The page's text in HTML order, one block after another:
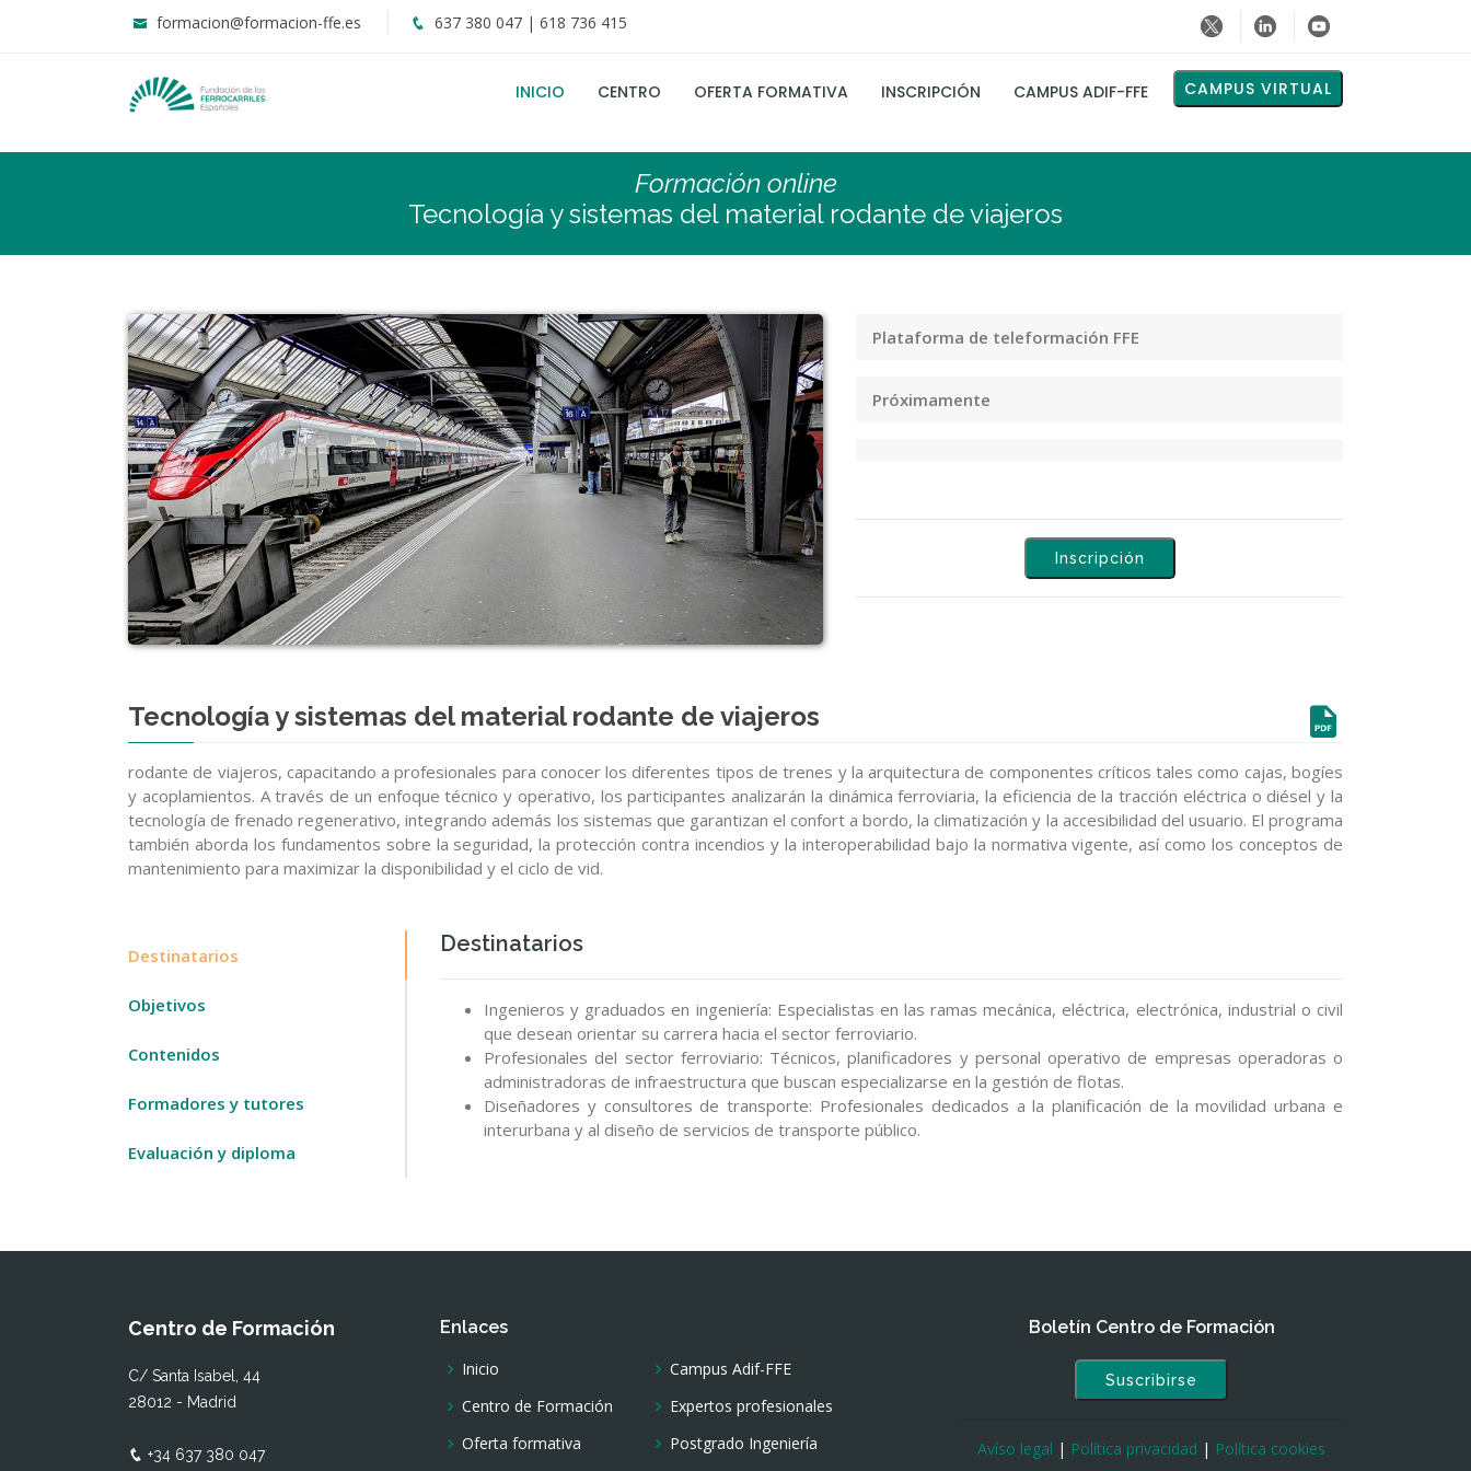
formacion@formacion-ffe.es 637 380 047 | 618 736 415
INICIO CENTRO OFERTA FORMATIVA INSCRIPCIÓN CAMPUS ADIF-FFE CAMPUS VIRTUAL
Formación online
Tecnología y sistemas del material rodante de viajeros
Plataforma de teleformación FFE
Próximamente
Inscripción
Tecnología y sistemas del material rodante de viajeros
rodante de viajeros, capacitando a profesionales para conocer los diferentes tipos de trenes y la arquitectura de componentes críticos tales como cajas, bogíes
y acoplamientos. A través de un enfoque técnico y operativo, los participantes analizarán la dinámica ferroviaria, la eficiencia de la tracción eléctrica o diésel y la
tecnología de frenado regenerativo, integrando además los sistemas que garantizan el confort a bordo, la climatización y la accesibilidad del usuario. El programa
también aborda los fundamentos sobre la seguridad, la protección contra incendios y la interoperabilidad bajo la normativa vigente, así como los conceptos de
mantenimiento para maximizar la disponibilidad y el ciclo de vid.
Destinatarios
Objetivos
Contenidos
Formadores y tutores
Evaluación y diploma
Destinatarios
Ingenieros y graduados en ingeniería: Especialistas en las ramas mecánica, eléctrica, electrónica, industrial o civil
que desean orientar su carrera hacia el sector ferroviario.
Profesionales del sector ferroviario: Técnicos, planificadores y personal operativo de empresas operadoras o
administradoras de infraestructura que buscan especializarse en la gestión de flotas.
Diseñadores y consultores de transporte: Profesionales dedicados a la planificación de la movilidad urbana e
interurbana y al diseño de servicios de transporte público.
Centro de Formación
C/ Santa Isabel, 44
28012 - Madrid
+34 637 380 047
Enlaces
Inicio
Centro de Formación
Oferta formativa
Campus Adif-FFE
Expertos profesionales
Postgrado Ingeniería
Boletín Centro de Formación
Suscribirse
Avíso legal | Política privacidad | Política cookies